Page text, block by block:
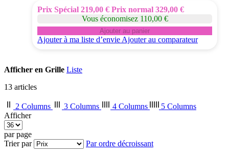
Prix Spécial 219,00 € Prix normal 329,00 €
Vous économisez 110,00 €
Ajouter au panier
Ajouter à ma liste d’envie Ajouter au comparateur
Afficher en Grille Liste
13 articles
2 Columns 3 Columns 4 Columns
5 Columns
Afficher
par page
Trier par
Par ordre décroissant